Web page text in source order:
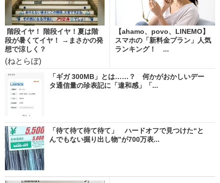
階段イヤ！ 階段イヤ！夏は階
段が暑くてイヤ！ →まさかの発
想で涼しく？
(ねとらぼ)
【ahamo、povo、LINEMO】
スマホの「新料金プラン」人気
ランキング！ ...
「ギガ 300MB」とは……？ 何かがおかしいデー
タ通信量の珍表記に「違和感」「...
「待て待て待て待て」 ハードオフで見つけた“と
んでもない掘り出し物”が700万表...